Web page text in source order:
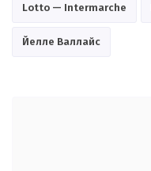
Lotto — Intermarche
Йелле Валлайс